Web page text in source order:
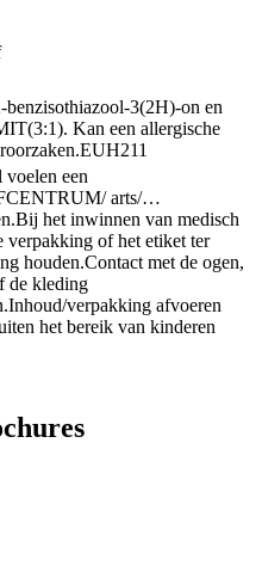
benzisothiazool-3(2H)-on en
Kan een allergische
EUH211
een
arts/…
Bij het inwinnen van medisch
verpakking of het etiket ter
houden.Contact met de ogen,
de kleding
Inhoud/verpakking afvoeren
het bereik van kinderen